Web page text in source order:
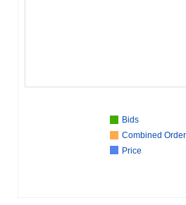
Bids
Combined
Price